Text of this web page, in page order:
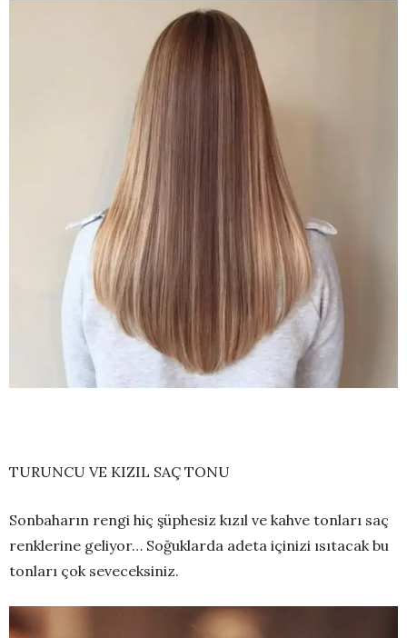
TURUNCU VE KIZIL SAÇ TONU
Sonbaharın rengi hiç şüphesiz kızıl ve kahve tonları saç
renklerine geliyor… Soğuklarda adeta içinizi ısıtacak bu
tonları çok seveceksiniz.